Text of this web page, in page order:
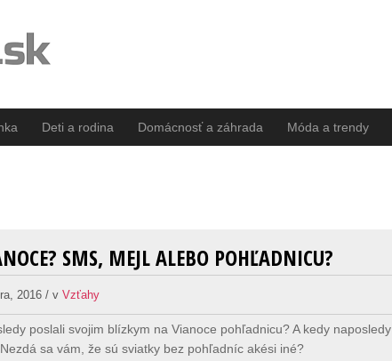
Deti a rodina Domácnosť a záhrada Móda a trendy
SMS, MEJL ALEBO POHĽADNICU?
2016 / vVzťahy
poslali svojim blízkym na Vianoce pohľadnicu? A kedy naposledy
sa vám, že sú sviatky bez pohľadníc akési iné?